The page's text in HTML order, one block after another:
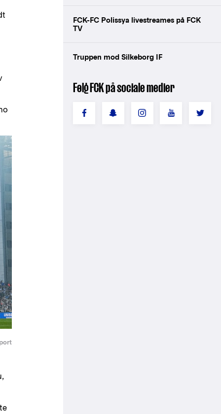
FCK-FC Polissya livestreames på FCK
TV
Truppen mod Silkeborg IF
Følg FCK på sociale medier